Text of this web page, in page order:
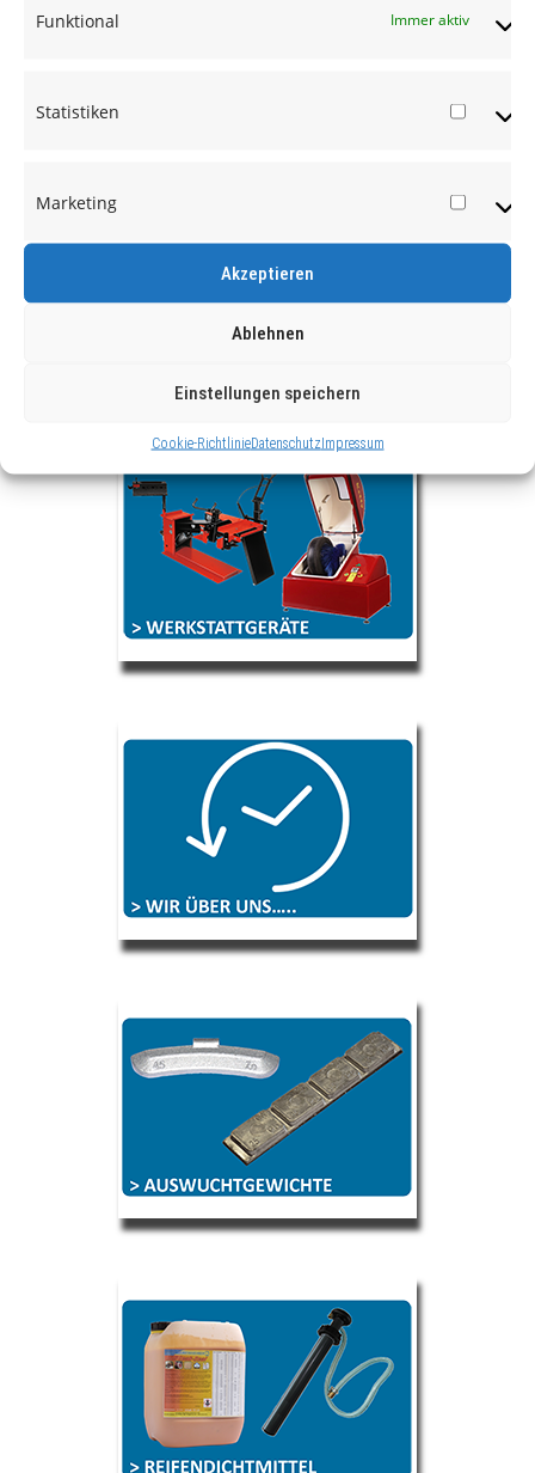
Funktional Immer aktiv
Statistiken
Marketing
Akzeptieren
Ablehnen
Einstellungen speichern
Cookie-RichtlinieDatenschutzImpressum